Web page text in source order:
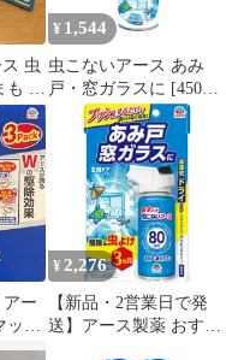
虫
シ
¥ 1,544
虫こないアース あみ
戸・窓ガラスに [450ml]
害虫忌避 [カメムシ 蛾
コバエ 羽アリ など] 虫
よけスプレー
アー
ット
蚊に
¥ 2,276
【新品・2営業日で発
送】アース製薬 おすだ